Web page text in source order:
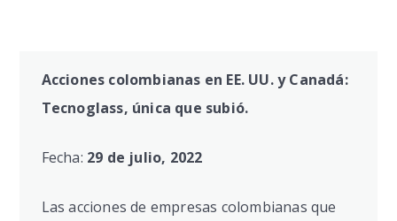
Acciones colombianas en EE. UU. y Canadá:
Tecnoglass, única que subió.
Fecha: 29 de julio, 2022
Las acciones de empresas colombianas que